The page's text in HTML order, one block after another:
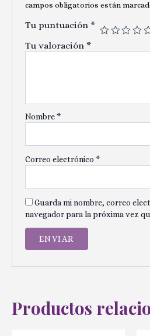
campos obligatorios están
Tu puntuación *
Tu valoración *
Nombre*
Correo electrónico *
Guarda mi nombre, correo
navegador para la próxima vez
Productos